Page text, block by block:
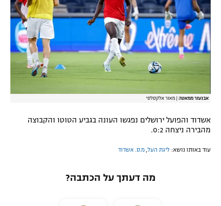
תגיות
המגזין
אבנעזר ממאטה מאור אלקסלסי
אשדוד והפועל ירושלים נפגשו העונה בגביע הטוטו והקבוצה
מהבירה ניצחה 0:2.
עוד באותו נושא: ליגת העל, מ.ס. אשדוד
מה דעתך על הכתבה?